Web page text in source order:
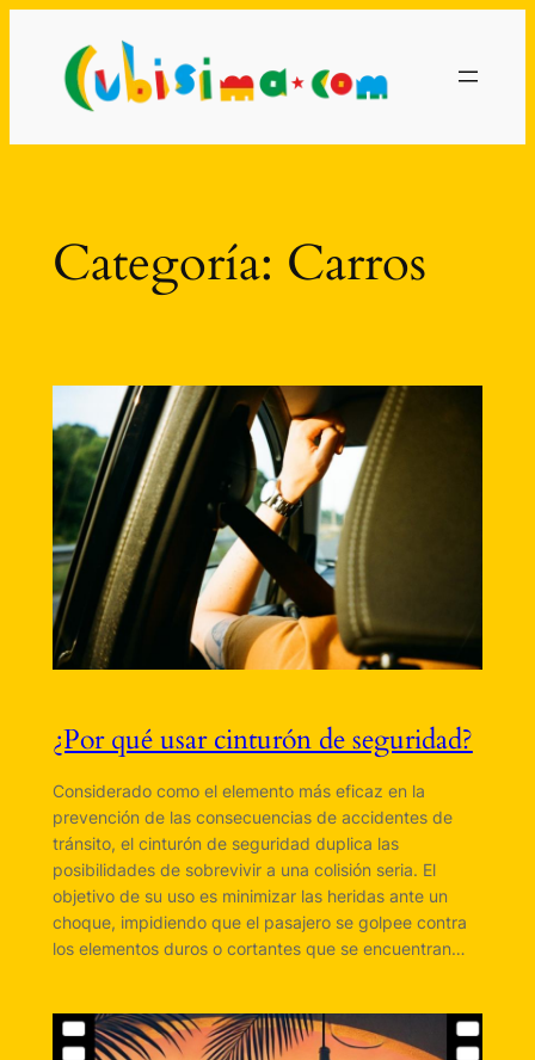
contenido
Categoría: Carros
¿Por qué usar cinturón de seguridad?
Considerado como el elemento más eficaz en la
prevención de las consecuencias de accidentes de
tránsito, el cinturón de seguridad duplica las
posibilidades de sobrevivir a una colisión seria. El
objetivo de su uso es minimizar las heridas ante un
choque, impidiendo que el pasajero se golpee contra
los elementos duros o cortantes que se encuentran…